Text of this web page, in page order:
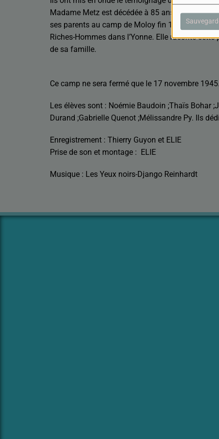
Madame Metz est décédée à 85 ans en 2018.
ses parents au camp de Moloy fin 1941. Ils ont
Riches-Hommes dans l’Yonne. Elle raconte
de sa famille.
Ce camp ne sera fermé que le 17 novembre
Les élèves sont : Noémie Baudoin ;Thaïs Bohar
Durand ;Gabrielle Quenot ;Mélissandre Py. Ils
Enregistrement : Thierry Guyon et ELIE
Prise de son et montage : ELIE
Musique : Les Yeux noirs-Django Reinhardt